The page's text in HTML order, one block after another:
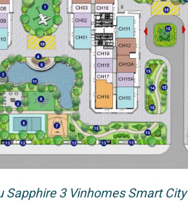
Sapphire 3 Vinhomes Smart City